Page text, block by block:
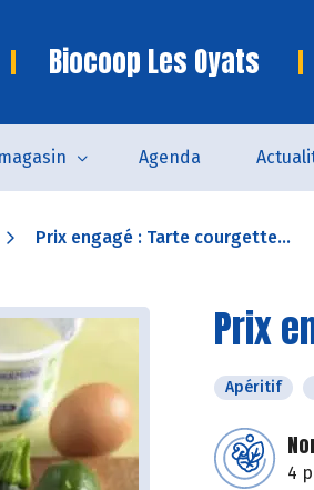
Biocoop Les Oyats
Agenda
Prix engagé : Tarte courgette...
Prix
Apéritif
4